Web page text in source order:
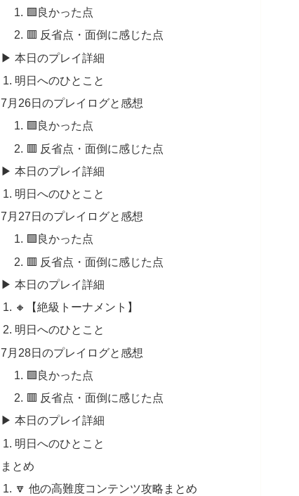
🟩良かった点
🟥 反省点・面倒に感じた点
▶ 本日のプレイ詳細
明日へのひとこと
7月26日のプレイログと感想
🟩良かった点
🟥 反省点・面倒に感じた点
▶ 本日のプレイ詳細
明日へのひとこと
7月27日のプレイログと感想
🟩良かった点
🟥 反省点・面倒に感じた点
▶ 本日のプレイ詳細
🔸【絶級トーナメント】
明日へのひとこと
7月28日のプレイログと感想
🟩良かった点
🟥 反省点・面倒に感じた点
▶ 本日のプレイ詳細
明日へのひとこと
まとめ
🔽 他の高難度コンテンツ攻略まとめ